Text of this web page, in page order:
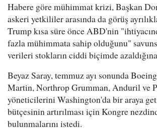
Habere göre mühimmat krizi, Başkan
askeri yetkililer arasında da görüş
Trump kısa süre önce ABD'nin
fazla mühimmata sahip olduğunu"
verileri stokların ciddi biçimde
Beyaz Saray, temmuz ayı sonunda
Martin, Northrop Grumman, Anduril ve
yöneticilerini Washington'da bir araya
bütçesinin artırılması için Kongre
bulunmalarını istedi.